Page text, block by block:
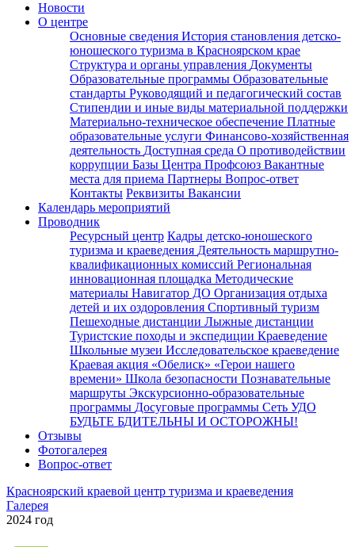
Новости
О центре
Основные сведения История становления детско-
юношеского туризма в Красноярском крае
Структура и органы управления Документы
Образовательные программы Образовательные
стандарты Руководящий и педагогический состав
Стипендии и иные виды материальной поддержки
Материально-техническое обеспечение Платные
образовательные услуги Финансово-хозяйственная
деятельность Доступная среда О противодействии
коррупции Базы Центра Профсоюз Вакантные
места для приема Партнеры Вопрос-ответ
Контакты Реквизиты Вакансии
Календарь мероприятий
Проводник
Ресурсный центр Кадры детско-юношеского
туризма и краеведения Деятельность маршрутно-
квалификационных комиссий Региональная
инновационная площадка Методические
материалы Навигатор ДО Организация отдыха
детей и их оздоровления Спортивный туризм
Пешеходные дистанции Лыжные дистанции
Туристские походы и экспедиции Краеведение
Школьные музеи Исследовательское краеведение
Краевая акция «Обелиск» «Герои нашего
времени» Школа безопасности Познавательные
маршруты Экскурсионно-образовательные
программы Досуговые программы Сеть УДО
БУДЬТЕ БДИТЕЛЬНЫ И ОСТОРОЖНЫ!
Отзывы
Фотогалерея
Вопрос-ответ
Красноярский краевой центр туризма и краеведения
Галерея
2024 год